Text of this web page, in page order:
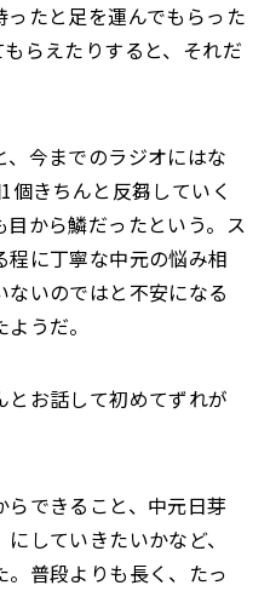
たと足を運んでもらった
らえたりすると、それだ
今までのラジオにはな
個きちんと反芻していく
から鱗だったという。ス
に丁寧な中元の悩み相
いのではと不安になる
うだ。
お話して初めてずれが
できること、中元日芽
していきたいかなど、
普段よりも長く、たっ